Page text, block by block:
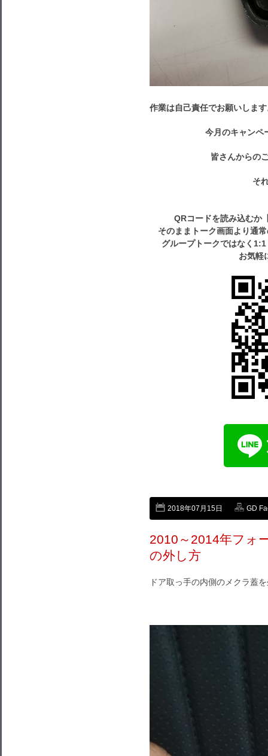
作業は自己責任でお願いしま
今月のキャンペ
皆さんからの
そ
QRコードを読み込むか
そのままトーク画面より通
グループトークではなく
お気軽
2018年07月15日 GD
2010～2014年フ
の外し方
ドア取っ手の内側のメクラ蓋